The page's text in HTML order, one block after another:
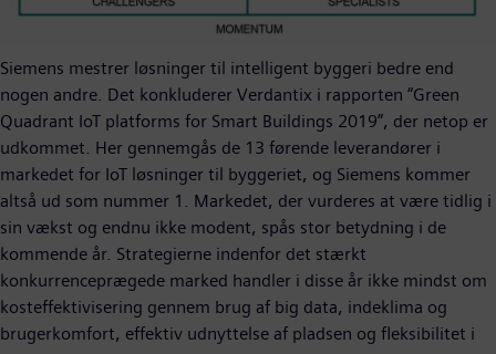
Siemens mestrer løsninger til intelligent byggeri bedre end
nogen andre. Det konkluderer Verdantix i rapporten “Green
Quadrant IoT platforms for Smart Buildings 2019”, der netop er
udkommet. Her gennemgås de 13 førende leverandører i
markedet for IoT løsninger til byggeriet, og Siemens kommer
altså ud som nummer 1. Markedet, der vurderes at være tidlig i
sin vækst og endnu ikke modent, spås stor betydning i de
kommende år. Strategierne indenfor det stærkt
konkurrenceprægede marked handler i disse år ikke mindst om
kosteffektivisering gennem brug af big data, indeklima og
brugerkomfort, effektiv udnyttelse af pladsen og fleksibilitet i